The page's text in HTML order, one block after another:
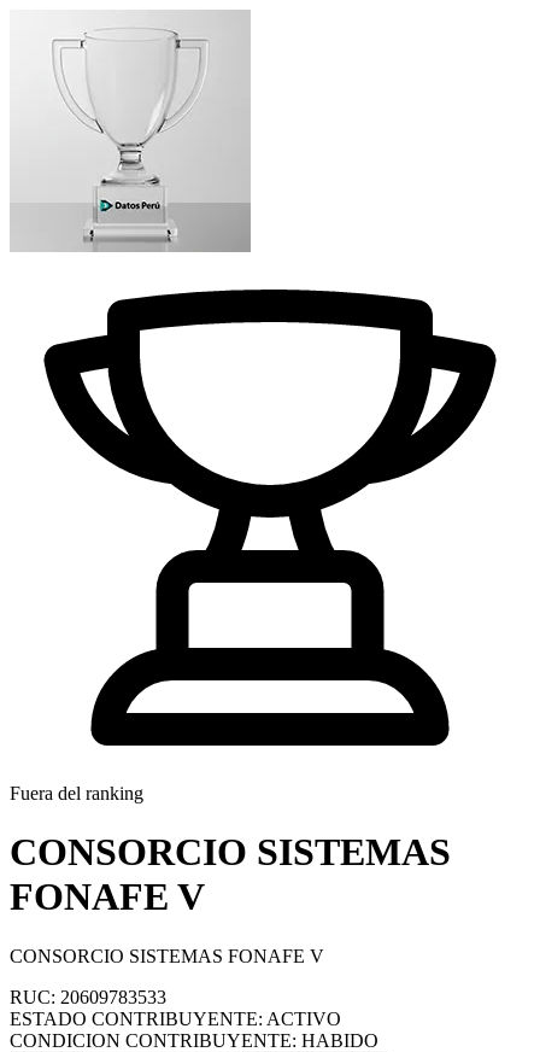
Fuera del ranking
CONSORCIO SISTEMAS
FONAFE V
CONSORCIO SISTEMAS FONAFE V
RUC: 20609783533
ESTADO CONTRIBUYENTE: ACTIVO
CONDICION CONTRIBUYENTE: HABIDO